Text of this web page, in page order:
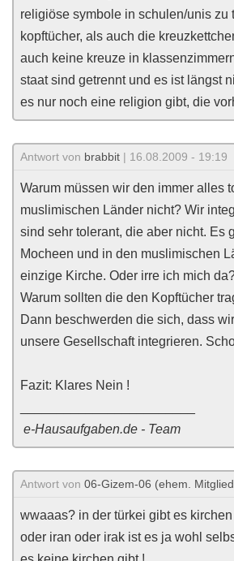
religiöse symbole in schulen/unis zu
kopftücher, als auch die
auch keine kreuze in
staat sind getrennt und es ist längst
es nur noch eine religion gibt, die
Antwort von brabbit | 16.08.2009 - 19:19
Warum müssen wir den immer alles
muslimischen Länder nicht? Wir
sind sehr tolerant, die aber nicht. Es
Mocheen und in den muslimischen
einzige Kirche. Oder irre ich mich
Warum sollten die den Kopftücher
Dann beschwerden die sich, dass
unsere Gesellschaft integrieren.
Fazit: Klares Nein !
e-Hausaufgaben.de - Team
Antwort von 06-Gizem-06 (ehem.
wwaaas? in der türkei gibt es
oder iran oder irak ist es ja wohl